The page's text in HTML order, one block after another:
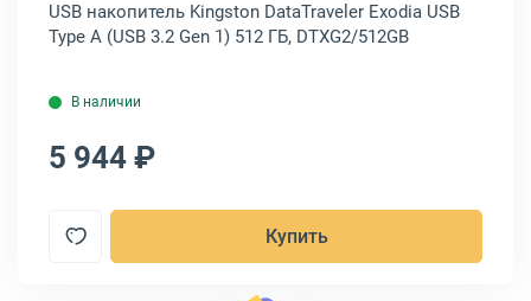
USB накопитель Kingston DataTraveler Exodia USB
Type A (USB 3.2 Gen 1) 512 ГБ, DTXG2/512GB
В наличии
5 944 ₽
Купить